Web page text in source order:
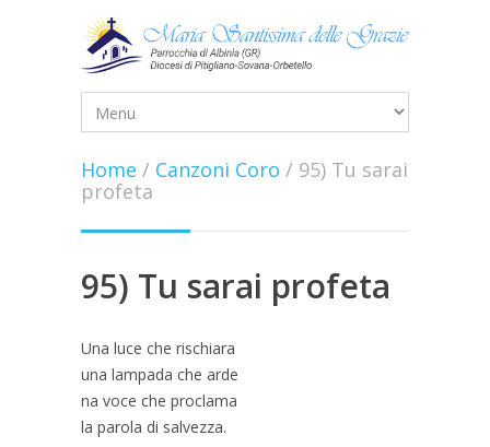
Home / Canzoni Coro / 95) Tu sarai
profeta
95) Tu sarai profeta
Una luce che rischiara
una lampada che arde
na voce che proclama
la parola di salvezza.